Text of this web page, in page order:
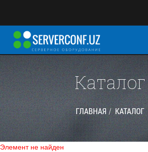
ГЛАВНАЯ
КОНФИГУРАТОР
КАТАЛОГ
Telegram:@serverconf_uz
Тел: (90) 932-18-00
Каталог
ГЛАВНАЯ КАТАЛОГ
Элемент не найден